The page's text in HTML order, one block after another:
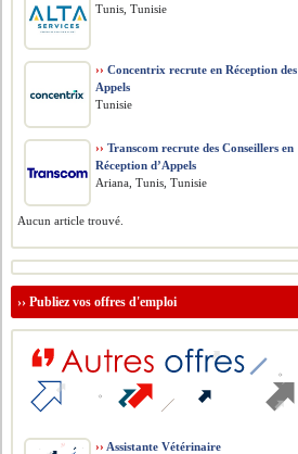
Tunis, Tunisie
›› Concentrix recrute en Réception des
Appels
Tunisie
›› Transcom recrute des Conseillers en
Réception d’Appels
Ariana, Tunis, Tunisie
Aucun article trouvé.
››Publiez vos offres d'emploi
›› Assistante Vétérinaire